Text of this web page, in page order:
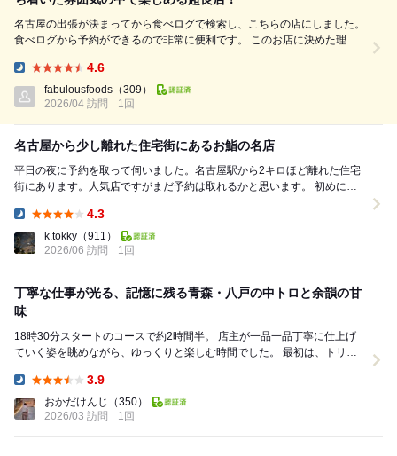
名古屋の出張が決まってから食べログで検索し、こちらの店にしました。
食べログから予約ができるので非常に便利です。 このお店に決めた理由
と思わせるものだったというのが一番大きいです。 いわゆる、ピンとき
た、という感じですね。 ...
4.6
fabulousfoods （309）
2026/04 訪問
1回
名古屋から少し離れた住宅街にあるお鮨の名店
平日の夜に予約を取って伺いました。名古屋駅から2キロほど離れた住宅
街にあります。人気店ですがまだ予約は取れるかと思います。 初めにつ
4.3
k.tokky （911）
2026/06 訪問
1回
丁寧な仕事が光る、記憶に残る青森・八戸の中トロと余韻の甘
味
18時30分スタートのコースで約2時間半。 店主が一品一品丁寧に仕上げ
ていく姿を眺めながら、ゆっくりと楽しむ時間でした。 最初は、トリ貝
3.9
おかだけんじ
（350）
2026/03 訪問
1回